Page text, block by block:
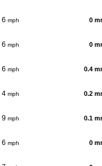
6 mph 0
6 mph 0
6 mph 0.4
4 mph 0.2
9 mph 0.1
6 mph 0